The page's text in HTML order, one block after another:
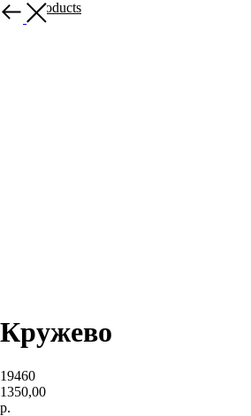
More products
Кружево
19460
1350,00
р.